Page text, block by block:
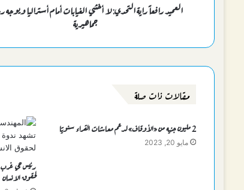
العميد رافعاً راية التحدي: لا أخشي الغيابات أمام أستراليا ويوجه
جماهيرية
مقالات ذات صلة
2 مليون جنيه من «الأوقاف» لدعم معاشات القراء سنويًا
مايو 20, 2023
رئيس حي غرب
لحقوق الانسان